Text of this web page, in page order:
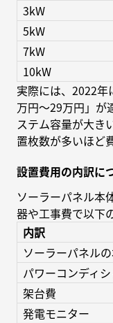
3kW
5kW
7kW
10kW
実際には、2022
万円〜29万円」が
ステム容量が大き
置枚数が多いほど
設置費用の内訳に
ソーラーパネル本
器や工事費で以下
内訳
ソーラーパネル
パワーコンディ
架台費
発電モニター